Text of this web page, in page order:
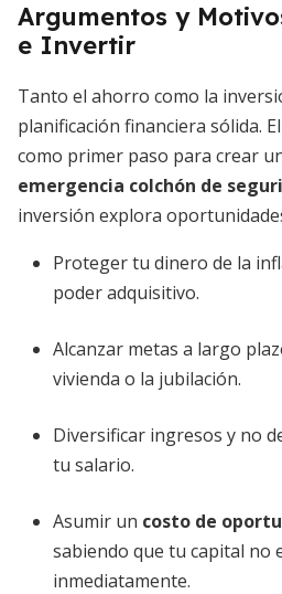
Argumentos y
e Invertir
Tanto el ahorro como la
planificación financiera sólida.
como primer paso para crear
emergencia colchón de
inversión explora
Proteger tu dinero de la
poder adquisitivo.
Alcanzar metas a largo
vivienda o la jubilación.
Diversificar ingresos y no
tu salario.
Asumir un costo de
sabiendo que tu capital no
inmediatamente.